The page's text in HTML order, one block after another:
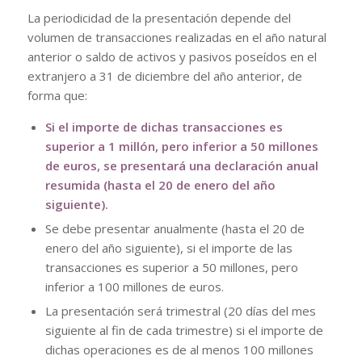
La periodicidad de la presentación depende del
volumen de transacciones realizadas en el año natural
anterior o saldo de activos y pasivos poseídos en el
extranjero a 31 de diciembre del año anterior, de
forma que:
Si el importe de dichas transacciones es
superior a 1 millón, pero inferior a 50 millones
de euros, se presentará una declaración anual
resumida (hasta el 20 de enero del año
siguiente).
Se debe presentar anualmente (hasta el 20 de
enero del año siguiente), si el importe de las
transacciones es superior a 50 millones, pero
inferior a 100 millones de euros.
La presentación será trimestral (20 días del mes
siguiente al fin de cada trimestre) si el importe de
dichas operaciones es de al menos 100 millones